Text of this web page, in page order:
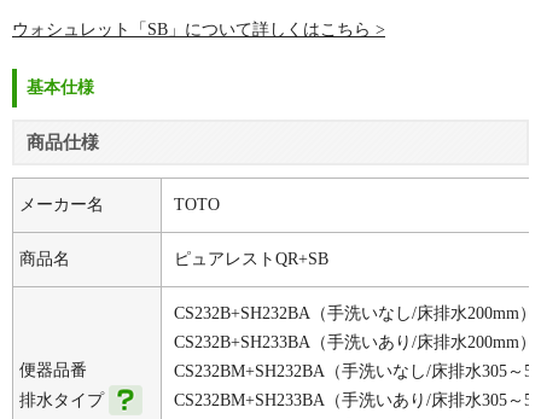
ウォシュレット「SB」について詳しくはこちら >
基本仕様
商品仕様
メーカー名 TOTO
商品名 ピュアレストQR+SB
便器品番
排水タイプ
CS232B+SH232BA（手洗いなし/床排水200mm）
CS232B+SH233BA（手洗いあり/床排水200mm）
CS232BM+SH232BA（手洗いなし/床排水305～
CS232BM+SH233BA（手洗いあり/床排水305～